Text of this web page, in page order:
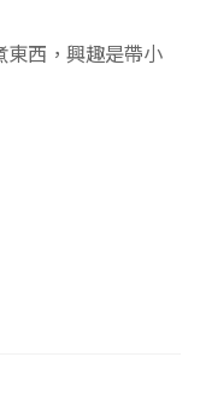
東西，興趣是帶小